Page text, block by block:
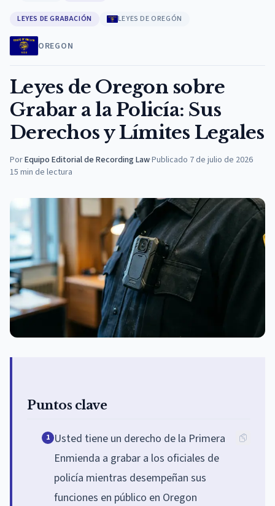
LEYES DE GRABACIÓN LEYES DE OREGÓN
OREGON
Leyes de Oregon sobre
Grabar a la Policía: Sus
Derechos y Límites Legales
PorEquipo Editorial de Recording Law·Publicado 7 de julio de 2026
15 min de lectura
Puntos clave
1 Usted tiene un derecho de la Primera
Enmienda a grabar a los oficiales de
policía mientras desempeñan sus
funciones en público en Oregon